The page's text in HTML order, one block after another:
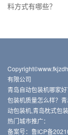
料方式有哪些？
有限公司
青岛自动包装机哪家
包装机质量怎么样？
动包装机,青岛枕式包
热门城市推广：
备案号： 鲁ICP备